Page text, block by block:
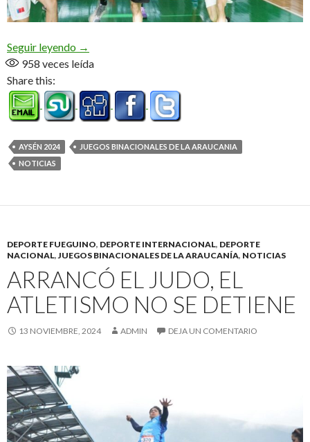
Seguir leyendo Gran miércoles para las disciplinas de conjunto
→
958 veces leída
Share this:
AYSÉN 2024
JUEGOS BINACIONALES DE LA ARAUCANIA
NOTICIAS
DEPORTE FUEGUINO, DEPORTE INTERNACIONAL, DEPORTE
NACIONAL, JUEGOS BINACIONALES DE LA ARAUCANÍA, NOTICIAS
ARRANCÓ EL JUDO, EL
ATLETISMO NO SE DETIENE
13 NOVIEMBRE, 2024 ADMIN DEJA UN COMENTARIO